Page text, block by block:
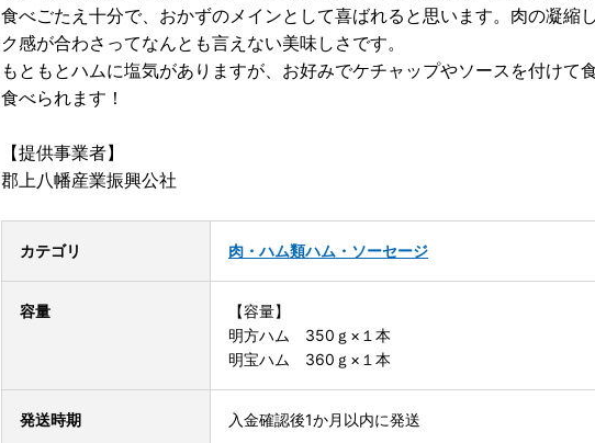
食べごたえ十分で、おかずのメインとして喜ばれると思います。肉の凝縮
ク感が合わさってなんとも言えない美味しさです。
もともとハムに塩気がありますが、お好みでケチャップやソースを付けて
食べられます！
【提供事業者】
郡上八幡産業振興公社
カテゴリ 肉・ハム類ハム・ソーセージ
容量
【容量】
明方ハム 350ｇ×１本
明宝ハム 360ｇ×１本
発送時期 入金確認後1か月以内に発送